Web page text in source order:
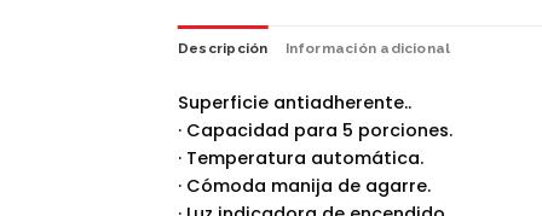
Descripción Información adicional
Superficie antiadherente..
· Capacidad para 5 porciones.
· Temperatura automática.
· Cómoda manija de agarre.